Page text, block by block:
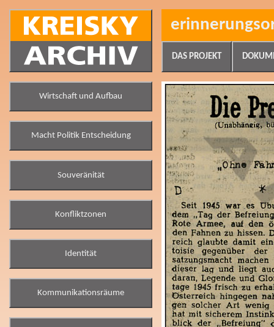
DAS PROJEKT
Wirtschaft und Aufbau
Macht Politik Entscheidung
Souveränität
Konfliktzonen
Identität
Kommunikationsräume